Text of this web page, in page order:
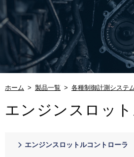
ホーム 製品一覧 各種制御計測システ
エンジンスロッ
エンジンスロットルコントローラ